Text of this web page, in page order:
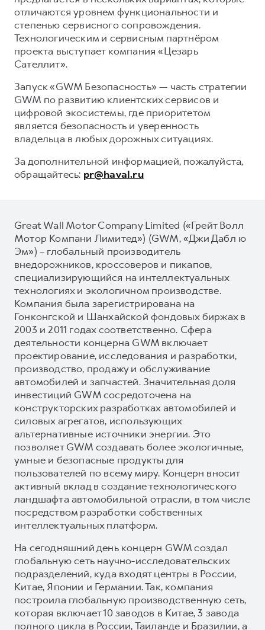
отличаются уровнем функциональности и
степенью сервисного сопровождения.
Технологическим и сервисным партнёром
проекта выступает компания «Цезарь
Сателлит».
Запуск «GWM Безопасность» — часть стратегии
GWM по развитию клиентских сервисов и
цифровой экосистемы, где приоритетом
является безопасность и уверенность
владельца в любых дорожных ситуациях.
За дополнительной информацией, пожалуйста,
обращайтесь: pr@haval.ru
Great Wall Motor Company Limited («Грейт Волл
Мотор Компани Лимитед») (GWM, «Джи Дабл ю
Эм») – глобальный производитель
внедорожников, кроссоверов и пикапов,
специализирующийся на интеллектуальных
технологиях и экологичном производстве.
Компания была зарегистрирована на
Гонконгской и Шанхайской фондовых биржах в
2003 и 2011 годах соответственно. Сфера
деятельности концерна GWM включает
проектирование, исследования и разработки,
производство, продажу и обслуживание
автомобилей и запчастей. Значительная доля
инвестиций GWM сосредоточена на
конструкторских разработках автомобилей и
силовых агрегатов, использующих
альтернативные источники энергии. Это
позволяет GWM создавать более экологичные,
умные и безопасные продукты для
пользователей по всему миру. Концерн вносит
активный вклад в создание технологического
ландшафта автомобильной отрасли, в том числе
посредством разработки собственных
интеллектуальных платформ.
На сегодняшний день концерн GWM создал
глобальную сеть научно-исследовательских
подразделений, куда входят центры в России,
Китае, Японии и Германии. Так, компания
построила глобальную производственную сеть,
которая включает 10 заводов в Китае, 3 завода
полного цикла в России, Таиланде и Бразилии, а